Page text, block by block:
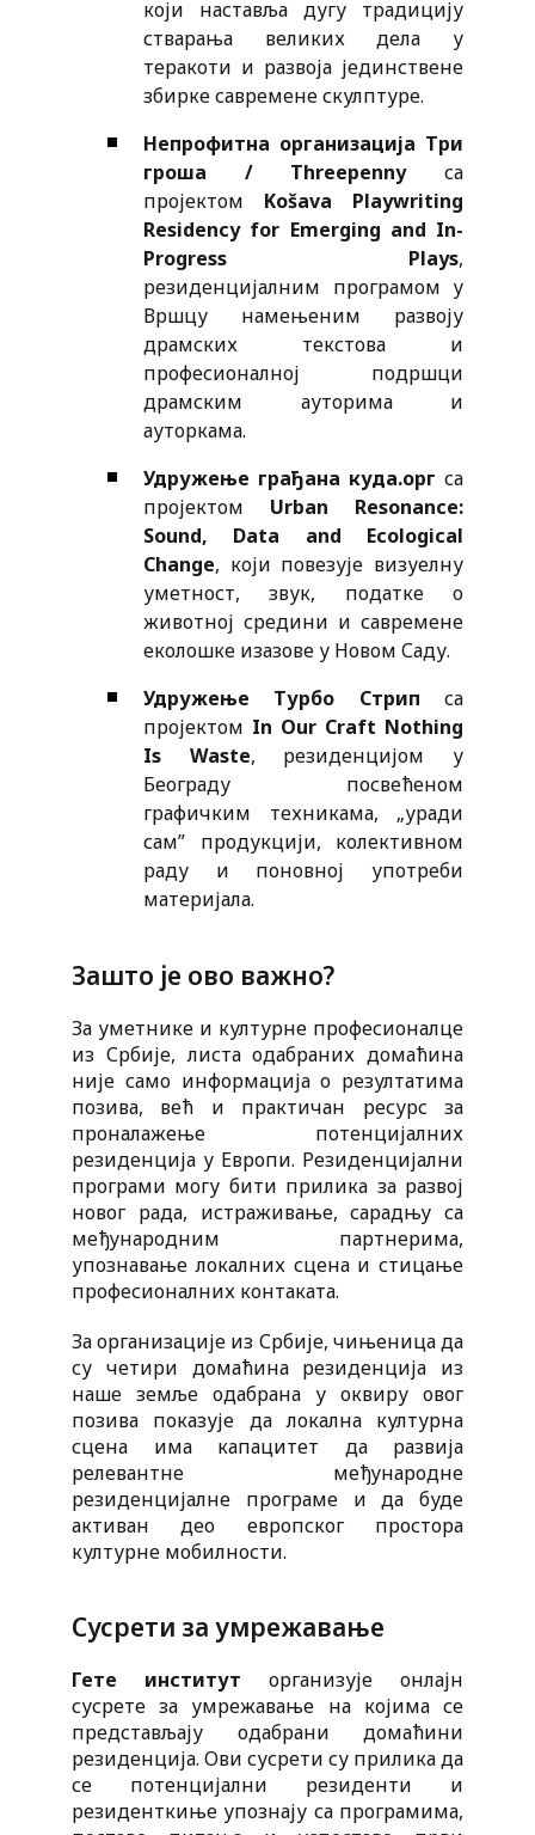
који наставља дугу традицију
стварања великих дела у
теракоти и развоја јединствене
збирке савремене скулптуре.
Непрофитна организација Три
гроша / Threepennyса
пројектом Košava Playwriting
Residency for Emerging and In-
Progress Plays,
резиденцијалним програмом у
Вршцу намењеним развоју
драмских текстова и
професионалној подршци
драмским ауторима и
ауторкама.
Удружење грађана куда.орг са
пројектом Urban Resonance:
Sound, Data and Ecological
Change, који повезује визуелну
уметност, звук, податке о
животној средини и савремене
еколошке изазове у Новом Саду.
Удружење Турбо Стрип са
пројектом In Our Craft Nothing
Is Waste, резиденцијом у
Београду посвећеном
графичким техникама, „уради
сам” продукцији, колективном
раду и поновној употреби
материјала.
Зашто је ово важно?
За уметнике и културне професионалце
из Србије, листа одабраних домаћина
није само информација о резултатима
позива, већ и практичан ресурс за
проналажење потенцијалних
резиденција у Европи. Резиденцијални
програми могу бити прилика за развој
новог рада, истраживање, сарадњу са
међународним партнерима,
упознавање локалних сцена и стицање
професионалних контаката.
За организације из Србије, чињеница да
су четири домаћина резиденција из
наше земље одабрана у оквиру овог
позива показује да локална културна
сцена има капацитет да развија
релевантне међународне
резиденцијалне програме и да буде
активан део европског простора
културне мобилности.
Сусрети за умрежавање
Гете институт организује онлајн
сусрете за умрежавање на којима се
представљају одабрани домаћини
резиденција. Ови сусрети су прилика да
се потенцијални резиденти и
резиденткиње упознају са програмима,